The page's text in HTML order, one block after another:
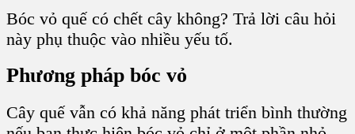
Bóc vỏ quế có chết cây không? Trả lời câu hỏi
này phụ thuộc vào nhiều yếu tố.
Phương pháp bóc vỏ
Cây quế vẫn có khả năng phát triển bình thường